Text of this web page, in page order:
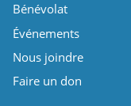
Bénévolat
Événements
Nous joindre
Faire un don